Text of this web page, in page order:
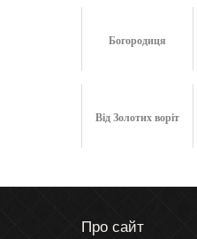
Богородиця
Від Золотих воріт
Про сайт